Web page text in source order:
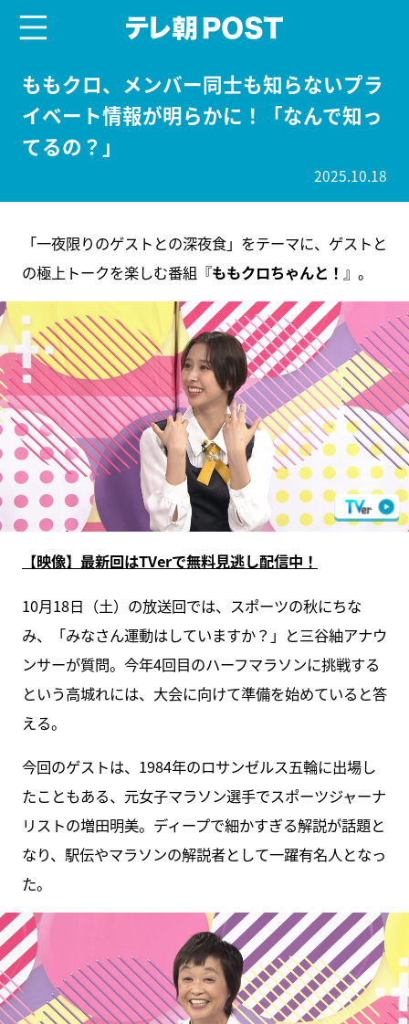
ももクロ、メンバー同士も知らないプラ
イベート情報が明らかに！「なんで知っ
てるの？」
2025.10.18
「一夜限りのゲストとの深夜食」をテーマに、ゲストと
の極上トークを楽しむ番組『ももクロちゃんと！ 』。
【映像】最新回はTVerで無料見逃し配信中！
10月18日（土）の放送回では、スポーツの秋にちな
み、「みなさん運動はしていますか？」と三谷紬アナウ
ンサーが質問。今年4回目のハーフマラソンに挑戦する
という高城れには、大会に向けて準備を始めていると答
える。
今回のゲストは、1984年のロサンゼルス五輪に出場し
たこともある、元女子マラソン選手でスポーツジャーナ
リストの増田明美。ディープで細かすぎる解説が話題と
なり、駅伝やマラソンの解説者として一躍有名人となっ
た。